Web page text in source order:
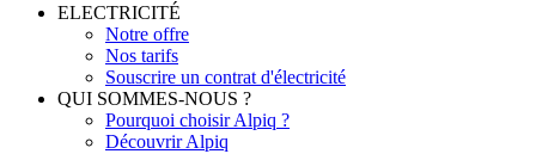
ELECTRICITÉ
Notre offre
Nos tarifs
Souscrire un contrat d'électricité
QUI SOMMES-NOUS ?
Pourquoi choisir Alpiq ?
Découvrir Alpiq